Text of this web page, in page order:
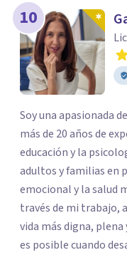
10
Soy una apasionada
más de 20 años de
educación y la
adultos y familias en
emocional y la salud mental. Mi visión
través de mi trabajo,
vida más digna,
es posible cuando